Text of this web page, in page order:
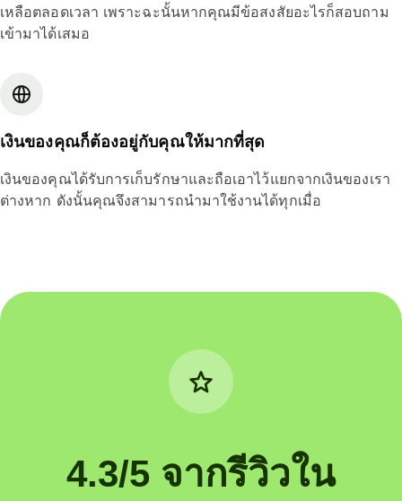
เหลือตลอดเวลา เพราะฉะนั้นหากคุณมีข้อสงสัยอะไรก็สอบถาม
เข้ามาได้เสมอ
เงินของคุณก็ต้องอยู่กับคุณให้มากที่สุด
เงินของคุณได้รับการเก็บรักษาและถือเอาไว้แยกจากเงินของเรา
ต่างหาก ดังนั้นคุณจึงสามารถนำมาใช้งานได้ทุกเมื่อ
4.3/5 จากรีวิวใน